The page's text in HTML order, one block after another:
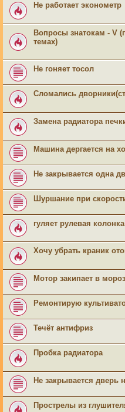
Не работает эконометр
Вопросы знатокам - V
темах)
Не гоняет тосол
Сломались
Замена радиатора
Машина дергается на
Не закрывается одна
Шуршание при
гуляет рулевая колонка
Хочу убрать краник
Мотор закипает в
Ремонтирую
Течёт антифриз
Пробка радиатора
Не закрывается дверь
Прострелы из